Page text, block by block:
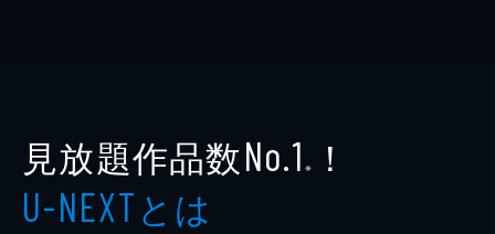
見放題作品数No.1 ※ ！
U-NEXTとは